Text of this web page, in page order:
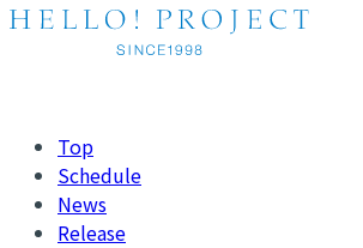
Top
Schedule
News
Release